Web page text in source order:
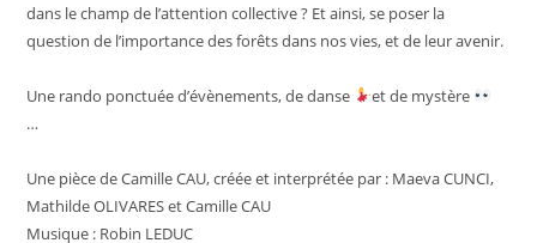
dans le champ de l’attention collective ? Et ainsi, se poser la
question de l’importance des forêts dans nos vies, et de leur avenir.
Une rando ponctuée d’évènements, de danse
et de mystère
…
Une pièce de Camille CAU, créée et interprétée par : Maeva CUNCI,
Mathilde OLIVARES et Camille CAU
Musique : Robin LEDUC